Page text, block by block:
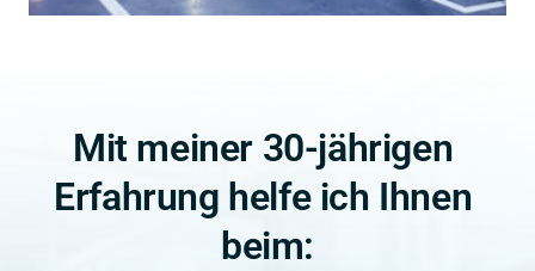
Mit meiner 30-jährigen
Erfahrung helfe ich Ihnen
beim: